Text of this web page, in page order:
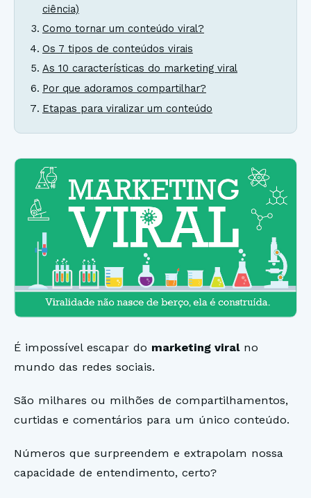
ciência)
Como tornar um conteúdo viral?
Os 7 tipos de conteúdos virais
As 10 características do marketing viral
Por que adoramos compartilhar?
Etapas para viralizar um conteúdo
É impossível escapar do marketing viralno
mundo das redes sociais.
São milhares ou milhões de compartilhamentos,
curtidas e comentários para um único conteúdo.
Números que surpreendem e extrapolam nossa
capacidade de entendimento, certo?